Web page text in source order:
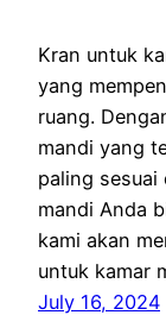
Kran untuk
yang
ruang.
mandi yang
paling sesuai
mandi Anda
kami akan
untuk kamar
July 16, 2024